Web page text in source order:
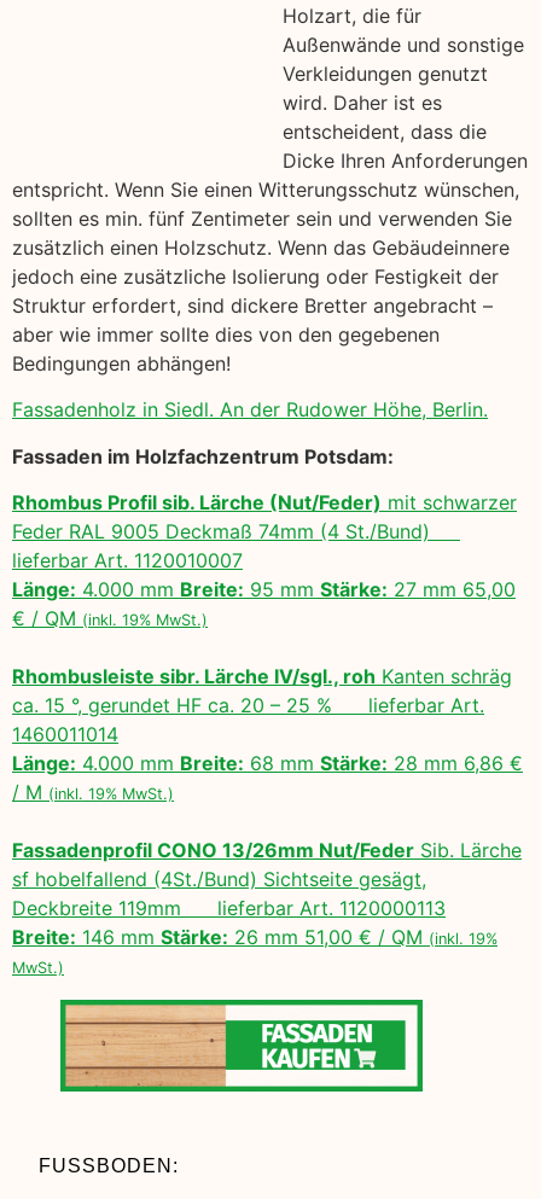
Holzart, die für
Außenwände und sonstige
Verkleidungen genutzt
wird. Daher ist es
entscheident, dass die
Dicke Ihren Anforderungen
entspricht. Wenn Sie einen Witterungsschutz wünschen,
sollten es min. fünf Zentimeter sein und verwenden Sie
zusätzlich einen Holzschutz. Wenn das Gebäudeinnere
jedoch eine zusätzliche Isolierung oder Festigkeit der
Struktur erfordert, sind dickere Bretter angebracht –
aber wie immer sollte dies von den gegebenen
Bedingungen abhängen!
Fassadenholz in Siedl. An der Rudower Höhe, Berlin.
Fassaden im Holzfachzentrum Potsdam:
Rhombus Profil sib. Lärche (Nut/Feder) mit schwarzer
Feder RAL 9005 Deckmaß 74mm (4 St./Bund)
lieferbar Art. 1120010007
Länge: 4.000 mm Breite: 95 mm Stärke: 27 mm 65,00
€ / QM (inkl. 19% MwSt.)
Rhombusleiste sibr. Lärche IV/sgl., roh Kanten schräg
ca. 15 °, gerundet HF ca. 20 – 25 % lieferbar Art.
1460011014
Länge: 4.000 mm Breite: 68 mm Stärke: 28 mm 6,86 €
/ M (inkl. 19% MwSt.)
Fassadenprofil CONO 13/26mm Nut/Feder Sib. Lärche
sf hobelfallend (4St./Bund) Sichtseite gesägt,
Deckbreite 119mm lieferbar Art. 1120000113
Breite: 146 mm Stärke: 26 mm 51,00 € / QM (inkl. 19%
MwSt.)
FUSSBODEN: